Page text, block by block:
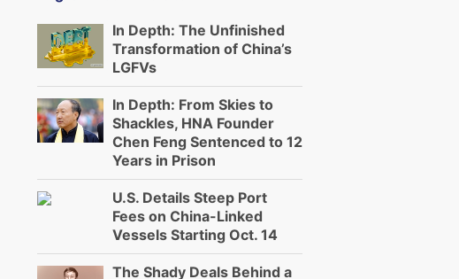
In Depth: The Unfinished
Transformation of China’s
LGFVs
In Depth: From Skies to
Shackles, HNA Founder
Chen Feng Sentenced to 12
Years in Prison
U.S. Details Steep Port
Fees on China-Linked
Vessels Starting Oct. 14
The Shady Deals Behind a